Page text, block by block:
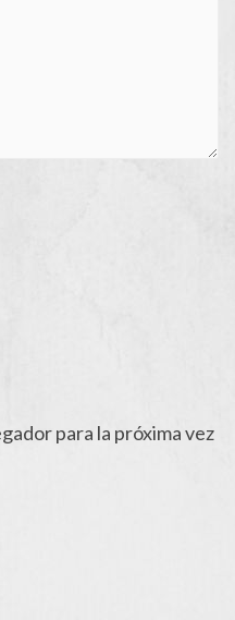
para la próxima vez